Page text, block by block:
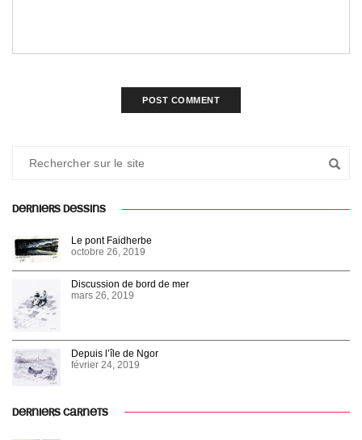
DERNIERS DESSINS
Le pont Faidherbe
octobre 26, 2019
Discussion de bord de mer
mars 26, 2019
Depuis l’île de Ngor
février 24, 2019
DERNIERS CARNETS